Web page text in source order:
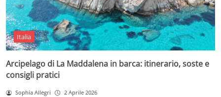
Italia
Arcipelago di La Maddalena in barca: itinerario, soste e
consigli pratici
Sophia Allegri 2 Aprile 2026